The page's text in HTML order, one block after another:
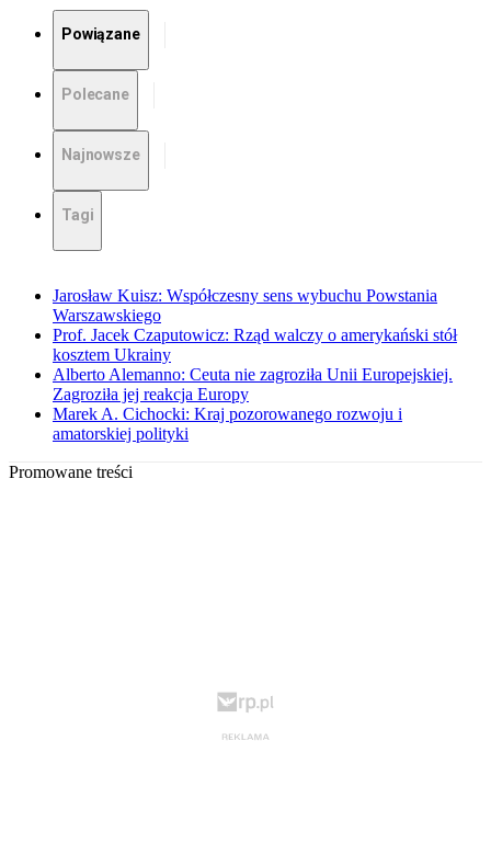
Powiązane
Polecane
Najnowsze
Tagi
Jarosław Kuisz: Współczesny sens wybuchu Powstania
Warszawskiego
Prof. Jacek Czaputowicz: Rząd walczy o amerykański stół
kosztem Ukrainy
Alberto Alemanno: Ceuta nie zagroziła Unii Europejskiej.
Zagroziła jej reakcja Europy
Marek A. Cichocki: Kraj pozorowanego rozwoju i
amatorskiej polityki
Promowane treści